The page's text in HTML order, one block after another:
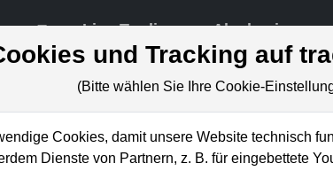
Live-Trading Akademie
und Tracking auf
(Bitte wählen Sie Ihre Cookie-
Cookies, damit unsere Website technisch
Dienste von Partnern, z. B. für eingebettete